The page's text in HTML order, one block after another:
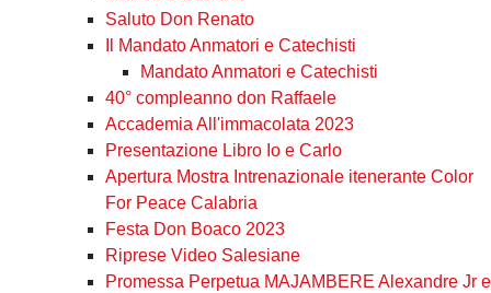
Saluto Don Renato
Il Mandato Anmatori e Catechisti
Mandato Anmatori e Catechisti
40° compleanno don Raffaele
Accademia All'immacolata 2023
Presentazione Libro Io e Carlo
Apertura Mostra Intrenazionale itenerante Color
For Peace Calabria
Festa Don Boaco 2023
Riprese Video Salesiane
Promessa Perpetua MAJAMBERE Alexandre Jr e